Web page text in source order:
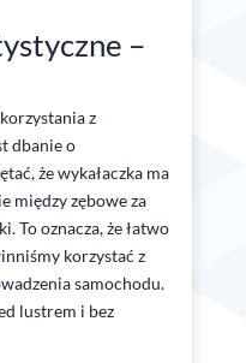
–
z
dbanie o
że wykałaczka ma
między zębowe za
To oznacza, że łatwo
korzystać z
samochodu.
lustrem i bez